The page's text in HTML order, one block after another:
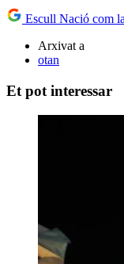
Escull Nació com
Arxivat a
otan
Et pot interessar